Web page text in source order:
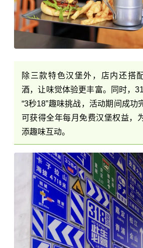
除三款特色汉堡外，店内还搭
酒，让味觉体验更丰富。同时，
“3秒18”趣味挑战，活动期间成功
可获得全年每月免费汉堡权益，
添趣味互动。